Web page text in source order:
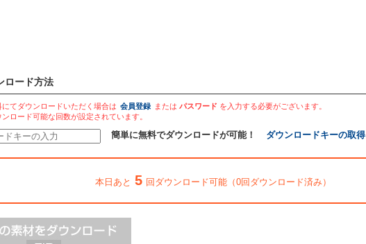
ロード方法
てダウンロードいただく場合は 会員登録 または パスワード を入力する必要がございます。
ロード可能な回数が設定されています。
簡単に無料でダウンロードが可能！ ダウンロードキーの取得
本日あと 5 回ダウンロード可能（0回ダウンロード済み）